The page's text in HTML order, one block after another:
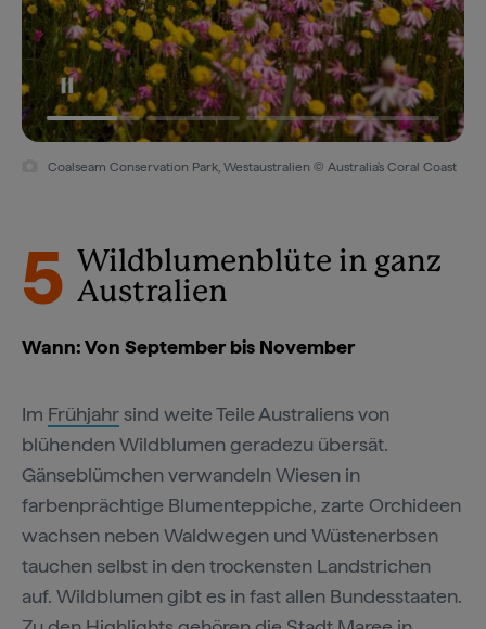
Coalseam Conservation Park, Westaustralien © Australia's Coral Coast
5 Wildblumenblüte in ganz
Australien
Wann: Von September bis November
Im Frühjahrsind weite Teile Australiens von
blühenden Wildblumen geradezu übersät.
Gänseblümchen verwandeln Wiesen in
farbenprächtige Blumenteppiche, zarte Orchideen
wachsen neben Waldwegen und Wüstenerbsen
tauchen selbst in den trockensten Landstrichen
auf. Wildblumen gibt es in fast allen Bundesstaaten.